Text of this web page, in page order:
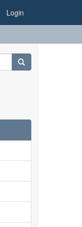
Login